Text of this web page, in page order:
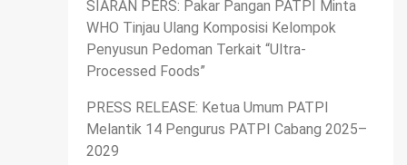
SIARAN PERS: Pakar Pangan PATPI Minta
WHO Tinjau Ulang Komposisi Kelompok
Penyusun Pedoman Terkait “Ultra-
Processed Foods”
PRESS RELEASE: Ketua Umum PATPI
Melantik 14 Pengurus PATPI Cabang 2025–
2029